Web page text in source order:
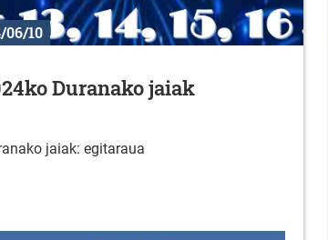
06/10
Duranako jaiak
jaiak: egitaraua